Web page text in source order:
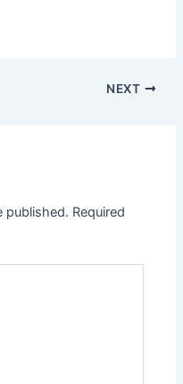
NEXT
published. Required